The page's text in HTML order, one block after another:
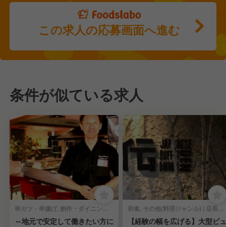
この求人の応募画面へ進む
条件が似ている求人
串カツ・串揚げ, 創作・ダイニングバー | 店長・店長候補
～地元で安定して働きたい方に
和食, その他(料理ジャンル) | 店長・店長候補
【経験の幅を広げる】大型ビュ